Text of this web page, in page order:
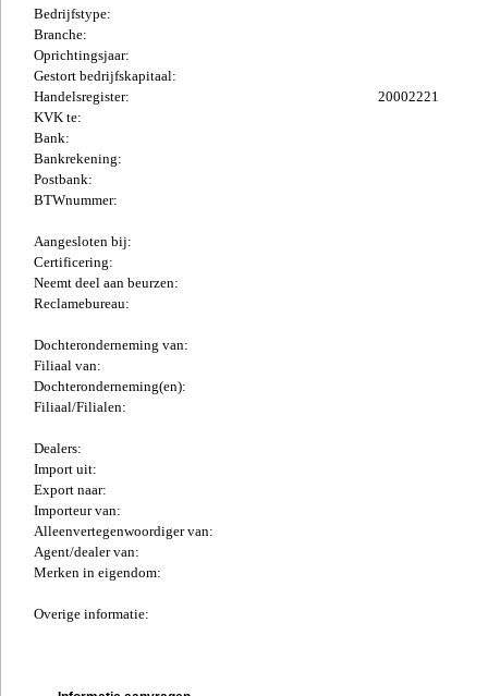
Bedrijfstype:
Branche:
Oprichtingsjaar:
Gestort bedrijfskapitaal:
Handelsregister:
20002221
KVK te:
Bank:
Bankrekening:
Postbank:
BTWnummer:
Aangesloten bij:
Certificering:
Neemt deel aan beurzen:
Reclamebureau:
Dochteronderneming van:
Filiaal van:
Dochteronderneming(en):
Filiaal/Filialen:
Dealers:
Import uit:
Export naar:
Importeur van:
Alleenvertegenwoordiger van:
Agent/dealer van:
Merken in eigendom:
Overige informatie: